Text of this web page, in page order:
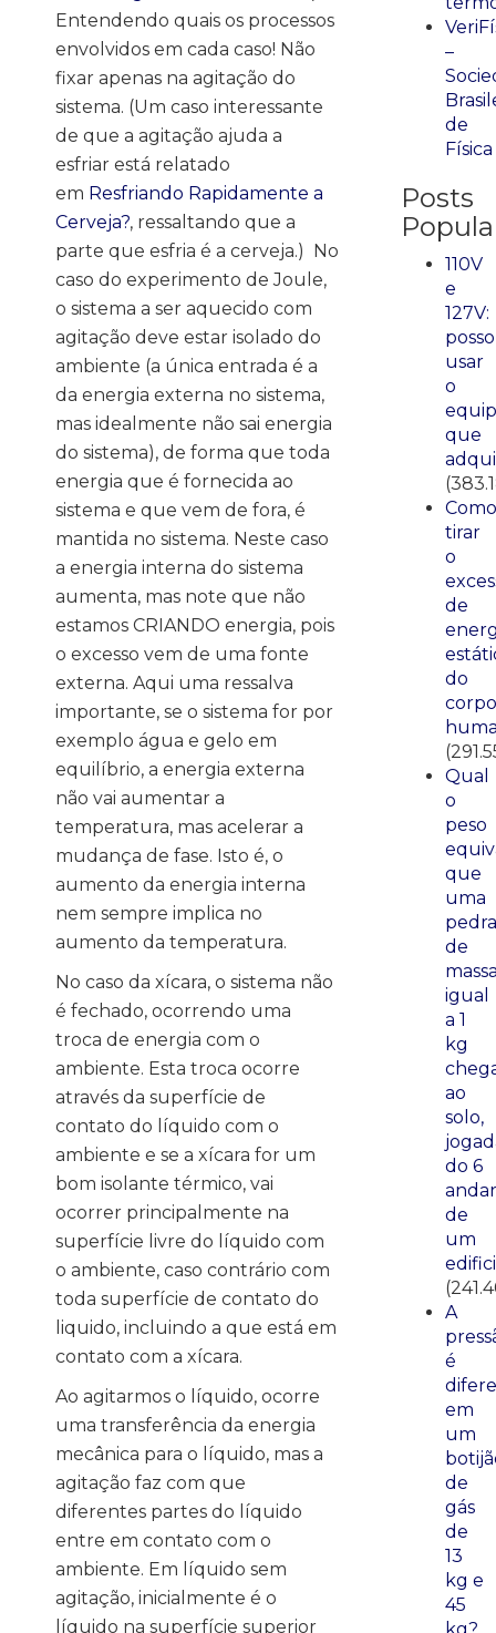
Entendendo quais os processos
envolvidos em cada caso! Não
fixar apenas na agitação do
sistema. (Um caso interessante
de que a agitação ajuda a
esfriar está relatado
em Resfriando Rapidamente a
Cerveja?, ressaltando que a
parte que esfria é a cerveja.) No
caso do experimento de Joule,
o sistema a ser aquecido com
agitação deve estar isolado do
ambiente (a única entrada é a
da energia externa no sistema,
mas idealmente não sai energia
do sistema), de forma que toda
energia que é fornecida ao
sistema e que vem de fora, é
mantida no sistema. Neste caso
a energia interna do sistema
aumenta, mas note que não
estamos CRIANDO energia, pois
o excesso vem de uma fonte
externa. Aqui uma ressalva
importante, se o sistema for por
exemplo água e gelo em
equilíbrio, a energia externa
não vai aumentar a
temperatura, mas acelerar a
mudança de fase. Isto é, o
aumento da energia interna
nem sempre implica no
aumento da temperatura.
No caso da xícara, o sistema não
é fechado, ocorrendo uma
troca de energia com o
ambiente. Esta troca ocorre
através da superfície de
contato do líquido com o
ambiente e se a xícara for um
bom isolante térmico, vai
ocorrer principalmente na
superfície livre do líquido com
o ambiente, caso contrário com
toda superfície de contato do
liquido, incluindo a que está em
contato com a xícara.
Ao agitarmos o líquido, ocorre
uma transferência da energia
mecânica para o líquido, mas a
agitação faz com que
diferentes partes do líquido
entre em contato com o
ambiente. Em líquido sem
agitação, inicialmente é o
líquido na superfície superior
–
de
Física
Posts
110V
e
127V:
posso
usar
o
que
Como
tirar
o
de
do
corpo
Qual
o
peso
que
uma
pedra
de
igual
a 1
kg
ao
solo,
do 6
andar
de
um
A
é
em
um
de
gás
de
13
kg e
45